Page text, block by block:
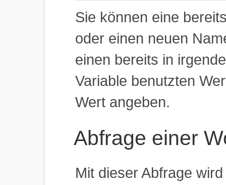
Sie können eine
oder einen neuen
einen bereits in
Variable benutzten
Wert angeben.
Abfrage einer
Mit dieser Abfrage